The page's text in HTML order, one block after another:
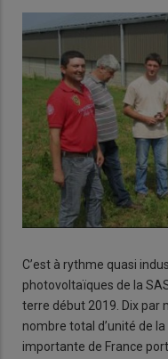
C’est à rythme quasi
photovoltaïques de la
terre début 2019. Dix par
nombre total d’unité de
importante de France